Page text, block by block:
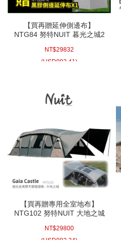
【買再贈延伸側邊布】
NTG84 努特NUIT 暮光之城2
帳棚 黑膠帳別墅帳蓬隧道帳
篷 頂級耐水壓可放XL充氣床
NT$29832
(USD993.41)
【買再贈專用全室地布】
NTG102 努特NUIT 大地之城
別墅帳蓬 隧道帳篷 10000耐
水壓6~8人帳
NT$29800
(USD992.34)